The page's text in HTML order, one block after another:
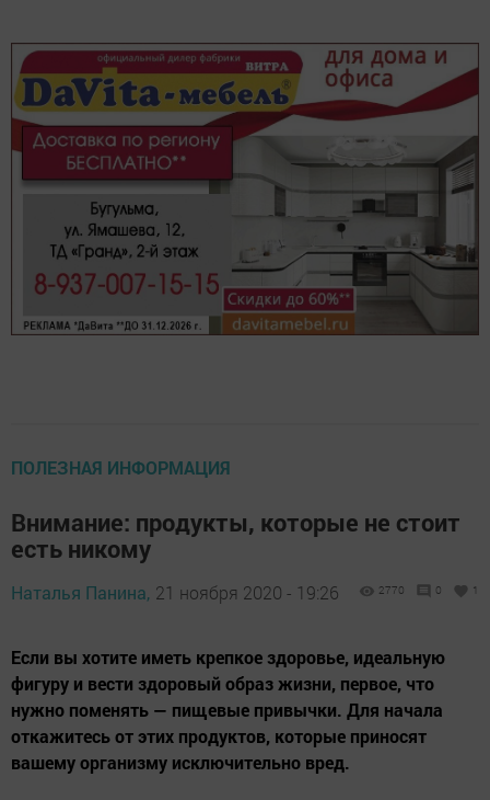
ПОЛЕЗНАЯ ИНФОРМАЦИЯ
Внимание: продукты, которые не стоит
есть никому
Наталья Панина, 21 ноября 2020 - 19:26 2770 0 1
Если вы хотите иметь крепкое здоровье, идеальную
фигуру и вести здоровый образ жизни, первое, что
нужно поменять — пищевые привычки. Для начала
откажитесь от этих продуктов, которые приносят
вашему организму исключительно вред.